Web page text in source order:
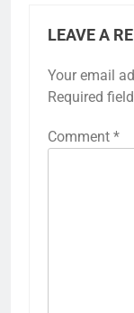
LEAVE A
Your email
Required
Comment *